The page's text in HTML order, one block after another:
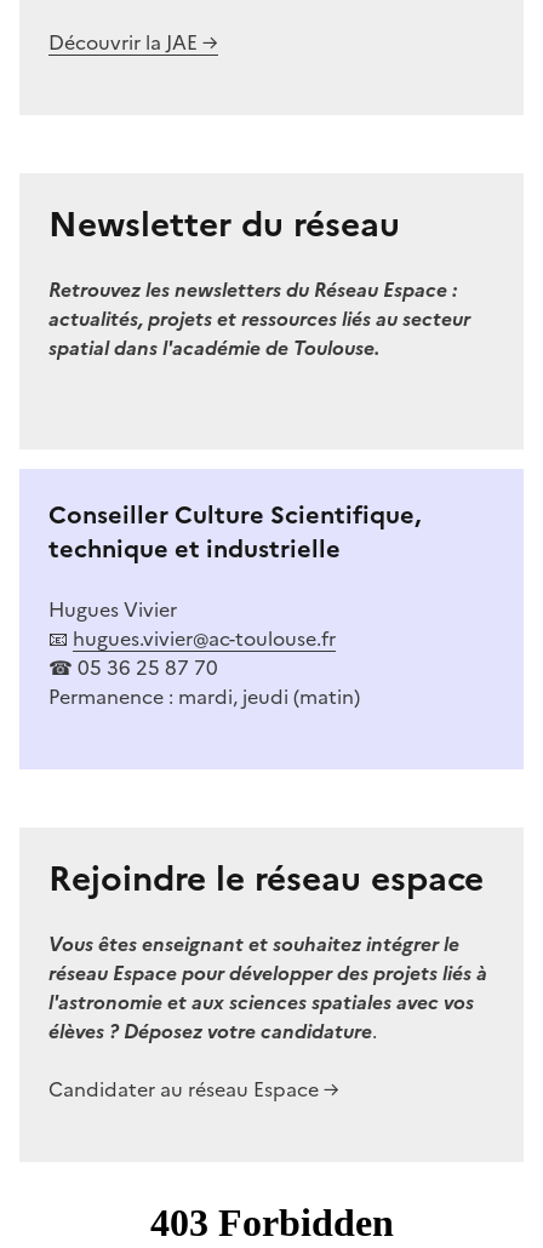
Découvrir la JAE →
Newsletter du réseau
Retrouvez les newsletters du Réseau Espace :
actualités, projets et ressources liés au secteur
spatial dans l'académie de Toulouse.
Conseiller Culture Scientifique,
technique et industrielle
Hugues Vivier
📧 hugues.vivier@ac-toulouse.fr
☎ 05 36 25 87 70
Permanence : mardi, jeudi (matin)
Rejoindre le réseau espace
Vous êtes enseignant et souhaitez intégrer le
réseau Espace pour développer des projets liés à
l'astronomie et aux sciences spatiales avec vos
élèves ? Déposez votre candidature.
Candidater au réseau Espace →